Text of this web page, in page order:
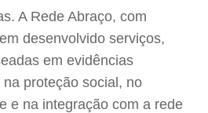
A Rede Abraço, com
desenvolvido serviços,
em evidências
proteção social, no
e na integração com a rede